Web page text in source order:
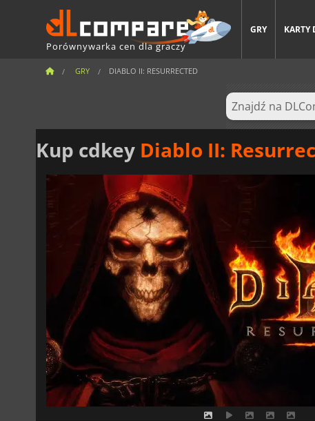
Porównywarka cen dla graczy
GRY KARTY
GRY DIABLO II: RESURRECTED
Kup cdkey Diablo II: